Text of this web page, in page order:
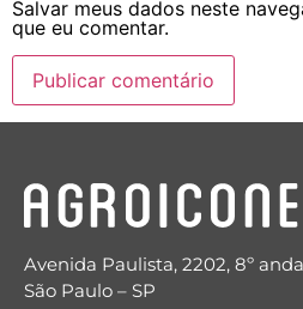
Salvar meus dados neste
que eu comentar.
Avenida Paulista, 2202, 8º
São Paulo – SP